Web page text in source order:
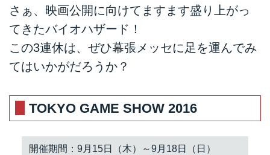
さぁ、映画公開に向けてますます盛り上がっ
てきたバイオハザード！
この3連休は、ぜひ幕張メッセに足を運んでみ
てはいかがだろうか？
TOKYO GAME SHOW 2016
開催期間：9月15日（木）～9月18日（日）